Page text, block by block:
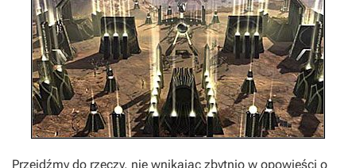
Przejdźmy do rzeczy, nie wnikając zbytnio w opowieści o